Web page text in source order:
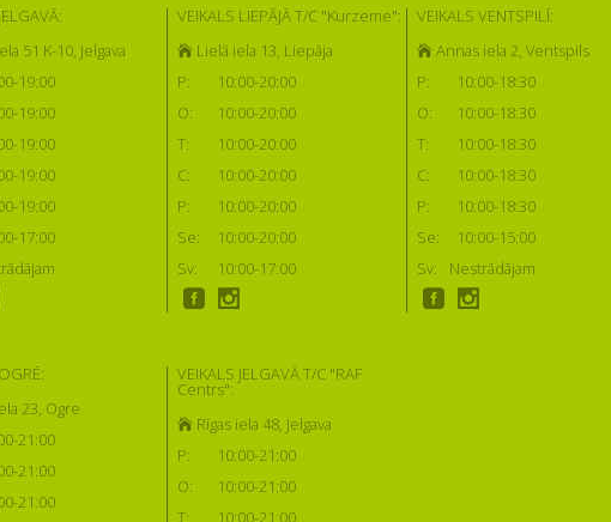
51 K-10, Jelgava
19:00
19:00
19:00
19:00
19:00
17:00
VEIKALS LIEPĀJĀ T/C "Kurzeme":
Lielā iela 13, Liepāja
P:
10:00-20:00
O:
10:00-20:00
T:
10:00-20:00
C:
10:00-20:00
P:
10:00-20:00
Se:
10:00-20:00
Sv:
10:00-17:00
VEIKALS VENTSPILĪ:
Annas iela 2, Ventspils
P:
10:00-18:30
O:
10:00-18:30
T:
10:00-18:30
C:
10:00-18:30
P:
10:00-18:30
Se:
10:00-15:00
Sv:
Nestrādājam
23, Ogre
21:00
21:00
21:00
VEIKALS JELGAVĀ T/C "RAF
Centrs":
Rīgas iela 48, Jelgava
P:
10:00-21:00
O:
10:00-21:00
T:
10:00-21:00